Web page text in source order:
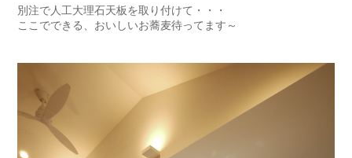
別注で人工大理石天板を取り付けて・・・
ここでできる、おいしいお蕎麦待ってます～